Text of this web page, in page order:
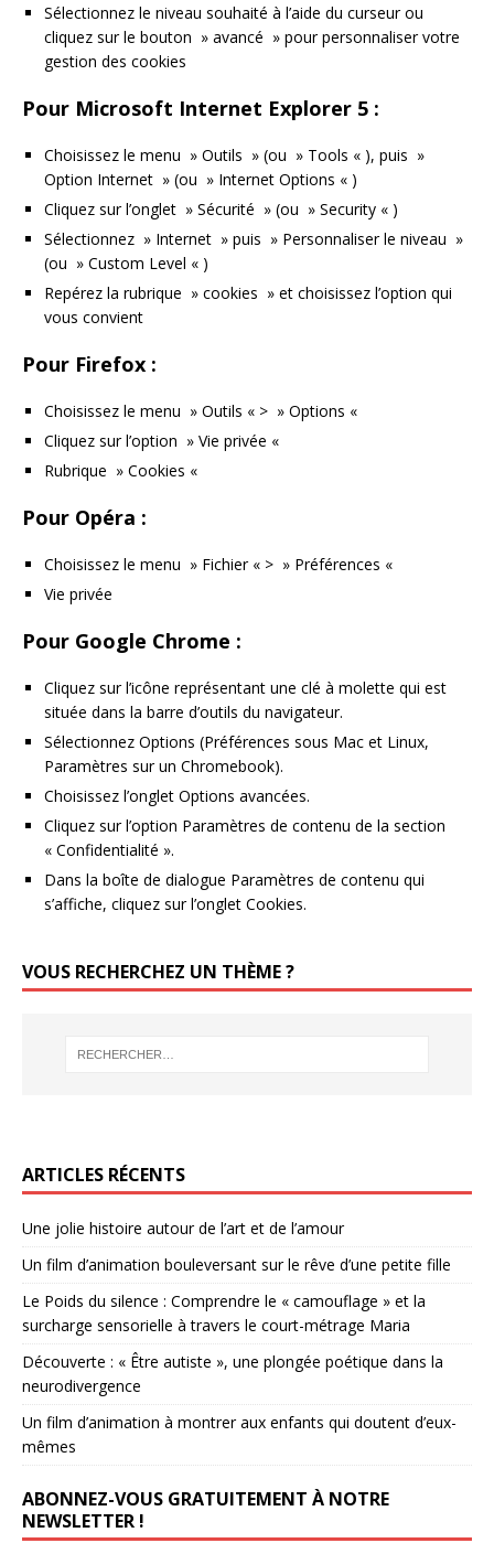
Sélectionnez le niveau souhaité à l’aide du curseur ou
cliquez sur le bouton » avancé » pour personnaliser votre
gestion des cookies
Pour Microsoft Internet Explorer 5 :
Choisissez le menu » Outils » (ou » Tools « ), puis »
Option Internet » (ou » Internet Options « )
Cliquez sur l’onglet » Sécurité » (ou » Security « )
Sélectionnez » Internet » puis » Personnaliser le niveau »
(ou » Custom Level « )
Repérez la rubrique » cookies » et choisissez l’option qui
vous convient
Pour Firefox :
Choisissez le menu » Outils « > » Options «
Cliquez sur l’option » Vie privée «
Rubrique » Cookies «
Pour Opéra :
Choisissez le menu » Fichier « > » Préférences «
Vie privée
Pour Google Chrome :
Cliquez sur l’icône représentant une clé à molette qui est
située dans la barre d’outils du navigateur.
Sélectionnez Options (Préférences sous Mac et Linux,
Paramètres sur un Chromebook).
Choisissez l’onglet Options avancées.
Cliquez sur l’option Paramètres de contenu de la section
« Confidentialité ».
Dans la boîte de dialogue Paramètres de contenu qui
s’affiche, cliquez sur l’onglet Cookies.
VOUS RECHERCHEZ UN THÈME ?
ARTICLES RÉCENTS
Une jolie histoire autour de l’art et de l’amour
Un film d’animation bouleversant sur le rêve d’une petite fille
Le Poids du silence : Comprendre le « camouflage » et la
surcharge sensorielle à travers le court-métrage Maria
Découverte : « Être autiste », une plongée poétique dans la
neurodivergence
Un film d’animation à montrer aux enfants qui doutent d’eux-
mêmes
ABONNEZ-VOUS GRATUITEMENT À NOTRE
NEWSLETTER !